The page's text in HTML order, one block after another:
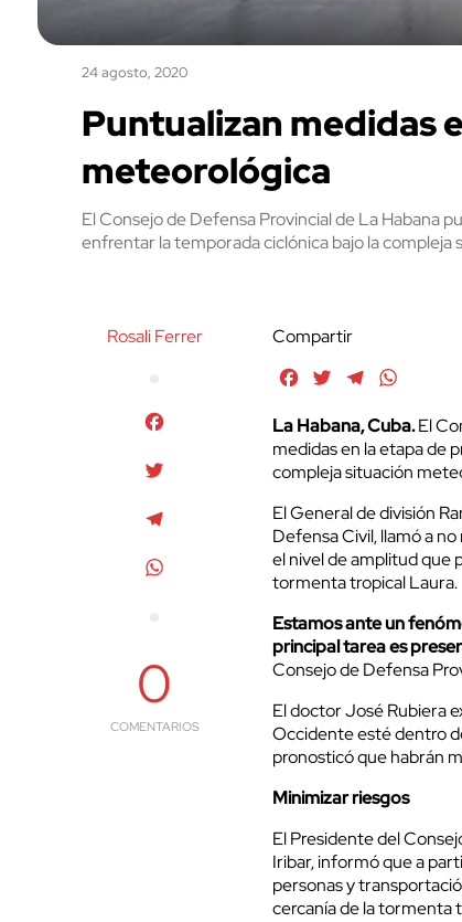
24 agosto, 2020
Puntualizan medidas
meteorológica
El Consejo de Defensa Provincial de La Habana
enfrentar la temporada ciclónica bajo la compleja
Rosali Ferrer
0
COMENTARIOS
Compartir
FacebookTwitterTelegram
La Habana, Cuba.El
medidas en la etapa de
compleja situación
El General de división
Defensa Civil, llamó a
el nivel de amplitud que
tormenta tropical Laura.
Estamos ante un
principal tarea es
Consejo de Defensa
El doctor José Rubiera
Occidente esté dentro
pronosticó que habrán
Minimizar riesgos
El Presidente del
Iribar, informó que a
personas y
cercanía de la tormenta